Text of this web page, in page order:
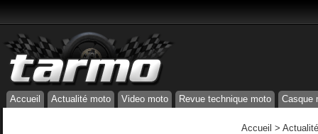
Accueil Actualité moto Video moto Revue technique moto Casque
Accueil >